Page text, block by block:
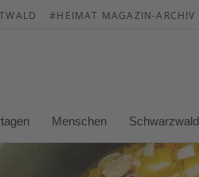
#HEIMAT MAGAZIN-ARCHIV
Menschen Schwarzwald